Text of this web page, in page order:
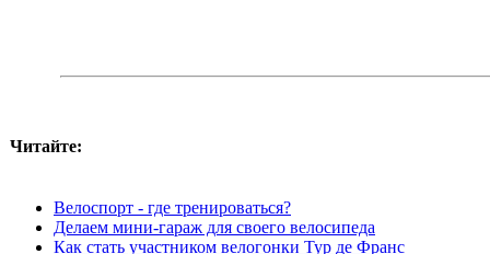
Читайте:
Велоспорт - где тренироваться?
Делаем мини-гараж для своего велосипеда
Как стать участником велогонки Тур де Франс